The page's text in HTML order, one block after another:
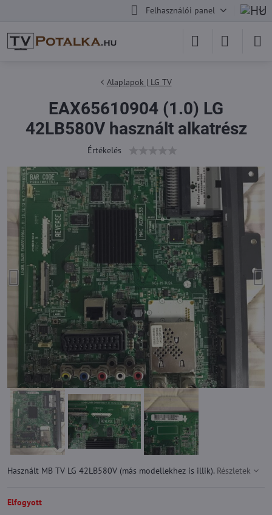
Felhasználói panel
Alaplapok | LG TV
EAX65610904 (1.0) LG
42LB580V használt alkatrész
Értékelés
Használt MB TV LG 42LB580V (más modellekhez is illik). Részletek
Elfogyott